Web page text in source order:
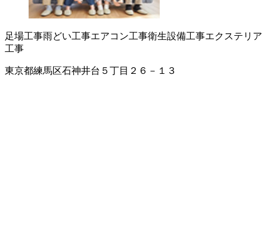
足場工事雨どい工事エアコン工事衛生設備工事エクステリア
工事
東京都練馬区石神井台５丁目２６－１３